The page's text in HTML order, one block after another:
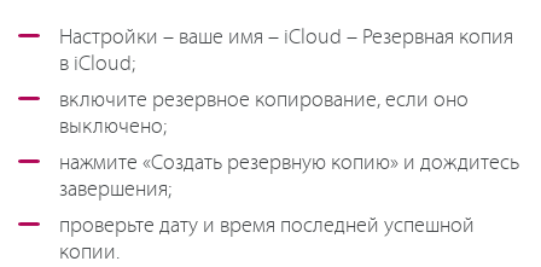
Настройки – ваше имя – iCloud – Резервная копия
в iCloud;
включите резервное копирование, если оно
выключено;
нажмите «Создать резервную копию» и дождитесь
завершения;
проверьте дату и время последней успешной
копии.